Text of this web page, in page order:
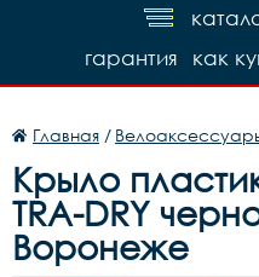
как
гарантия
Главная /
Крыло
TRA-DRY
Воронеже